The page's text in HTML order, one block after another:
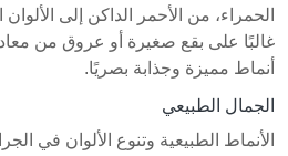
الحمراء، من الأحمر الداكن إلى
غالبًا على بقع صغيرة أو عروق من
أنماط مميزة وجذابة بصريًا.
الجمال الطبيعي
الأنماط الطبيعية وتنوع الألوان في